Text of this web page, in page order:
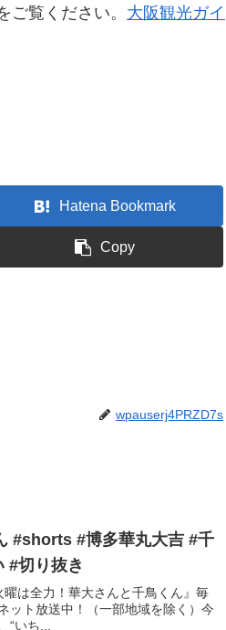
覧ください。 大阪観光ガイ
Hatena Bookmark
Copy
wpauserj4PRZD7s
華丸大吉 #千
#切り抜き
は全力！華大さんと千鳥くん』毎
ット放送中！（一部地域を除く）今
いち...